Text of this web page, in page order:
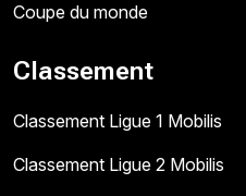
Coupe du monde
Classement
Classement Ligue 1 Mobilis
Classement Ligue 2 Mobilis